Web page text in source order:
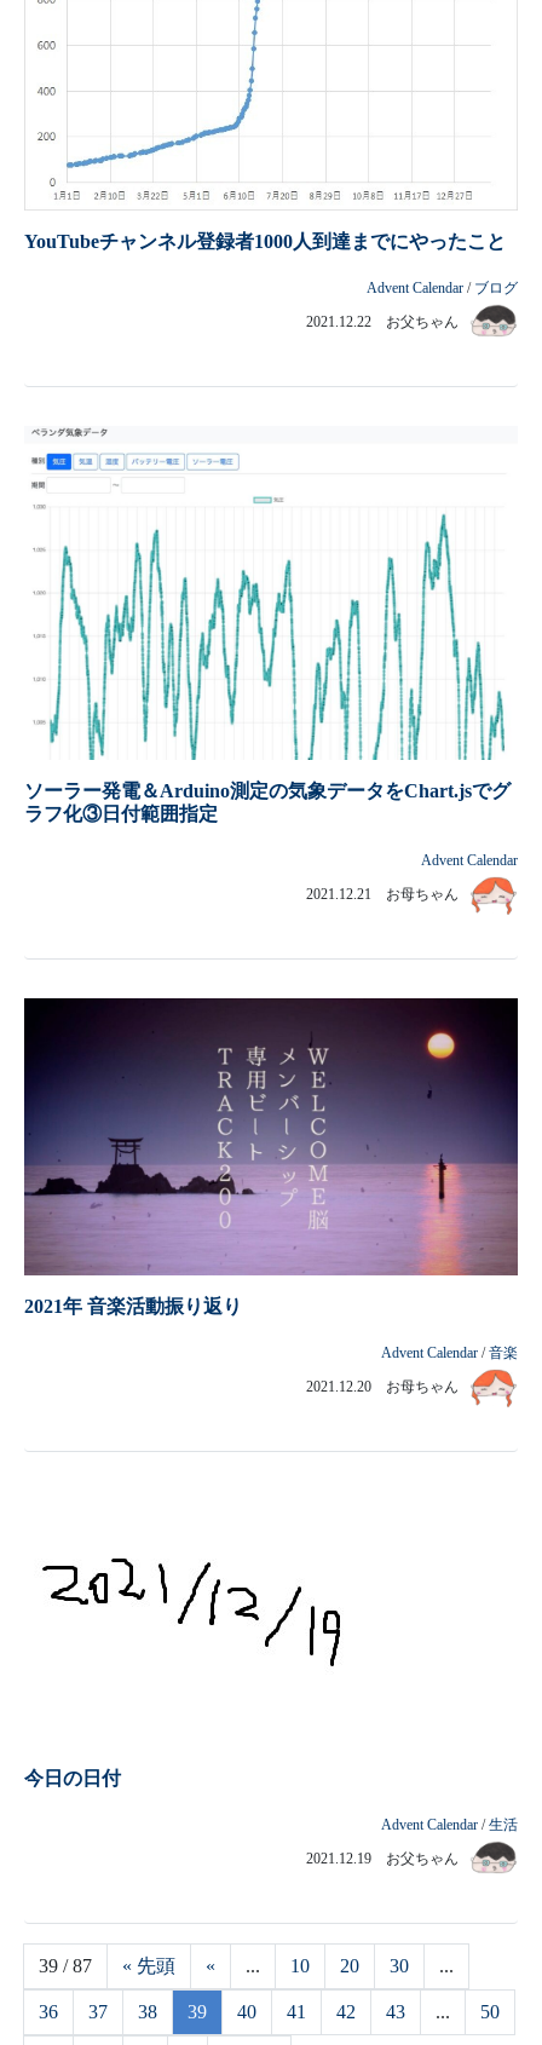
YouTubeチャンネル登録者1000人到達までにやったこと
Advent Calendar / ブログ
2021.12.22 お父ちゃん
ソーラー発電＆Arduino測定の気象データをChart.jsでグ
ラフ化③日付範囲指定
Advent Calendar
2021.12.21 お母ちゃん
2021年 音楽活動振り返り
Advent Calendar /音楽
2021.12.20 お母ちゃん
今日の日付
Advent Calendar /生活
2021.12.19 お父ちゃん
39 / 87 « 先頭 « ... 10 20 30 ...
36 37 38 39 40 41 42 43 ... 50